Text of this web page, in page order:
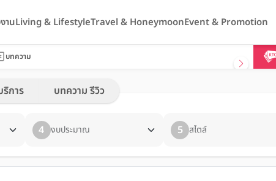
านLiving & LifestyleTravel & HoneymoonEvent & Promotion
บทความ
ริการ บทความ รีวิว
4 งบประมาณ 5 สไตล์